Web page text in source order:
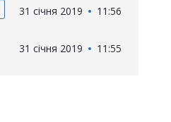
31 січня 2019 11:56
31 січня 2019 11:55